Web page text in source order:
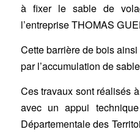
à fixer le sable de
l’entreprise THOMAS
Cette barrière de bois
par l’accumulation de
Ces travaux sont réalisés
avec un appui
Départementale des